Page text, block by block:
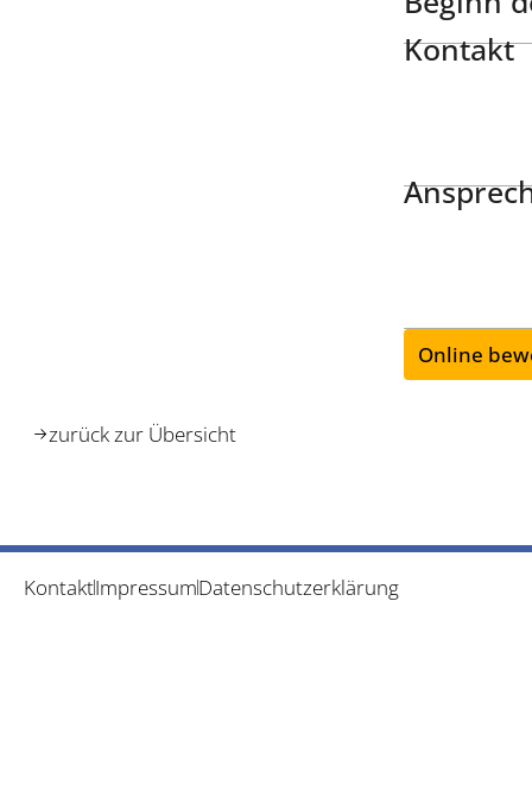
Kontakt
Online
zurück zur Übersicht
KontaktImpressumDatenschutzerklärung